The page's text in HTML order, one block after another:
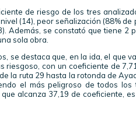
de riesgo de los tres
(14), peor señalización (88%
Además, se constató que tiene 2
sola obra.
se destaca que, en la ida, el que
riesgoso, con un coeficiente de
la ruta 29 hasta la rotonda de
el más peligroso de todos
alcanza 37,19 de coeficiente,